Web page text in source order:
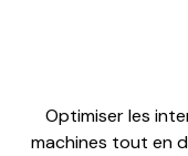
Optimiser les
machines tout en